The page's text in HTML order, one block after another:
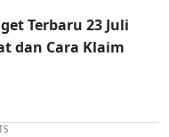
Terbaru 23 Juli
dan Cara Klaim